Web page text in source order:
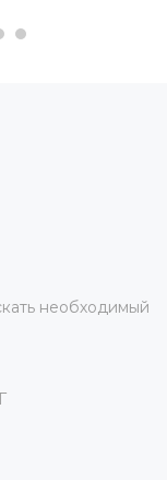
необходимый